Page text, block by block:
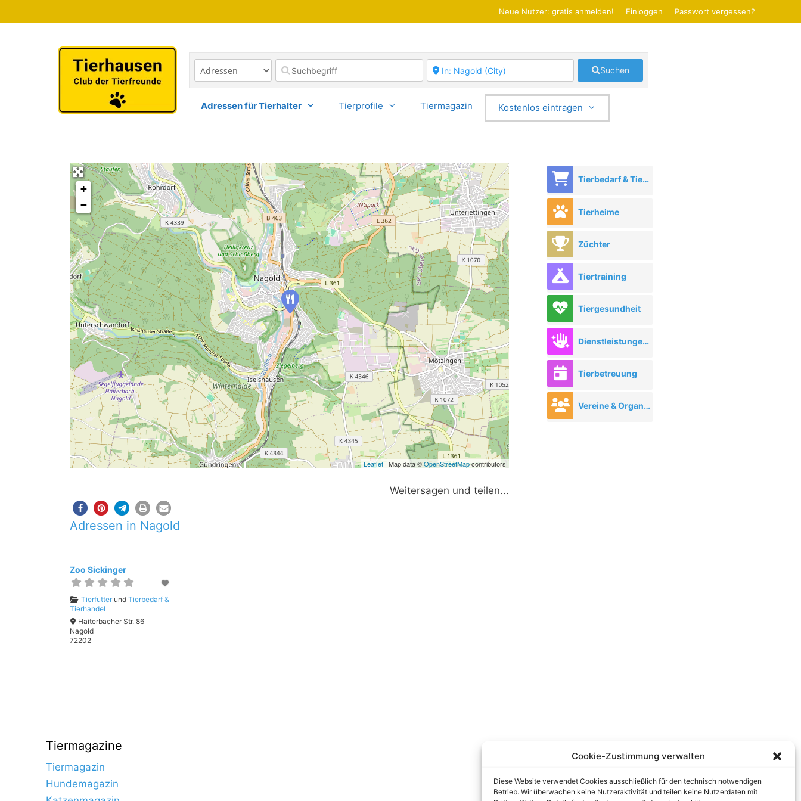
Cookie-Zustimmung verwalten
Diese Website verwendet Cookies ausschließlich für den technisch notwendigen
Betrieb. Wir überwachen keine Nutzeraktivität und teilen keine Nutzerdaten mit
Inhalt
Neue Nutzer: gratis anmelden! Einloggen Passwort vergessen?
Suchen
Adressen für Tierhalter Tierprofile Tiermagazin Kostenlos eintragen
+
−
Leaflet | Map data ©OpenStreetMapcontributors
Weitersagen und teilen...
Adressen in Nagold
Zoo Sickinger
Tierfutterund Tierbedarf &
Tierhandel
Haiterbacher Str. 86
Nagold
72202
Tierbedarf & Tierhandel
Tierheime
Züchter
Tiertraining
Tiergesundheit
Dienstleistungen rund ums Tier
Tierbetreuung
Vereine & Organisationen
Tiermagazine
Tiermagazin
Hundemagazin